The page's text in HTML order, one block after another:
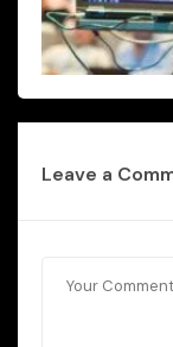
Leave a